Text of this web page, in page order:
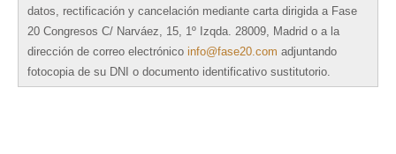
datos, rectificación y cancelación mediante carta dirigida a Fase
20 Congresos C/ Narváez, 15, 1º Izqda. 28009, Madrid o a la
dirección de correo electrónico info@fase20.com adjuntando
fotocopia de su DNI o documento identificativo sustitutorio.